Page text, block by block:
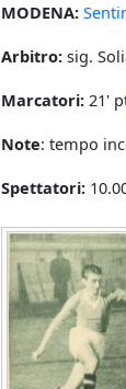
MODENA:
Arbitro: sig.
Marcatori: 21'
Note: tempo
Spettatori: